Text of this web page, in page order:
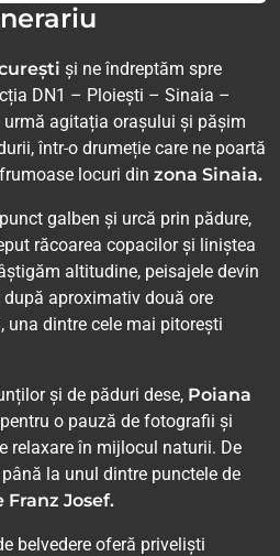
și ne îndreptăm spre
DN1 – Ploiești – Sinaia –
agitația orașului și pășim
într-o drumeție care ne poartă
locuri din zona Sinaia.
galben și urcă prin pădure,
răcoarea copacilor și liniștea
altitudine, peisajele devin
aproximativ două ore
una dintre cele mai pitorești
și de păduri dese, Poiana
o pauză de fotografii și
relaxare în mijlocul naturii. De
la unul dintre punctele de
Franz Josef.
belvedere oferă priveliști